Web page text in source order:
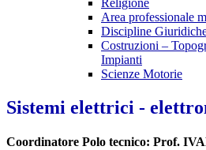
Religione
Area professionale
Discipline
Costruzioni –
Impianti
Scienze Motorie
Sistemi elettrici -
Coordinatore Polo tecnico: Prof.